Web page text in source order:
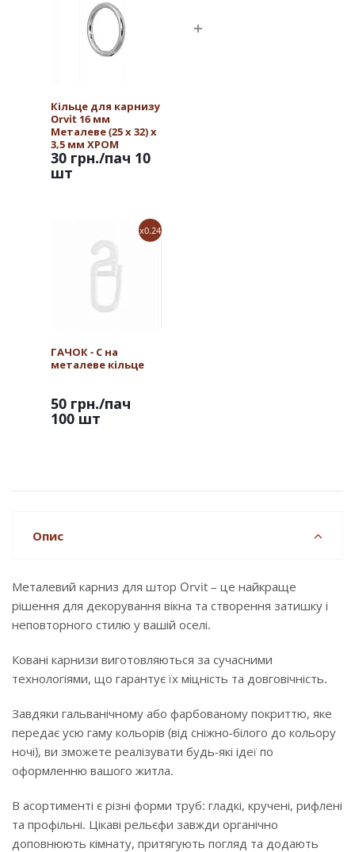
Кільце для карнизу
Orvit 16 мм
Металеве (25 х 32) х
3,5 мм ХРОМ
30 грн./пач 10
шт
x0.24
ГАЧОК - С на
металеве кільце
50 грн./пач
100 шт
Опис
Металевий карниз для штор Orvit – це найкраще
рішення для декорування вікна та створення затишку і
неповторного стилю у вашій оселі.
Ковані карнизи виготовляються за сучасними
технологіями, що гарантує їх міцність та довговічність.
Завдяки гальванічному або фарбованому покриттю, яке
передає усю гаму кольорів (від сніжно-білого до кольору
ночі), ви зможете реалізувати будь-які ідеї по
оформленню вашого житла.
В асортименті є різні форми труб: гладкі, кручені, рифлені
та профільні. Цікаві рельєфи завжди органічно
доповнюють кімнату, притягують погляд та додають